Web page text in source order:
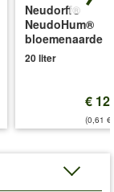
Neudorff®
NeudoHum®
bloemenaarde
20 liter
€
(0,61